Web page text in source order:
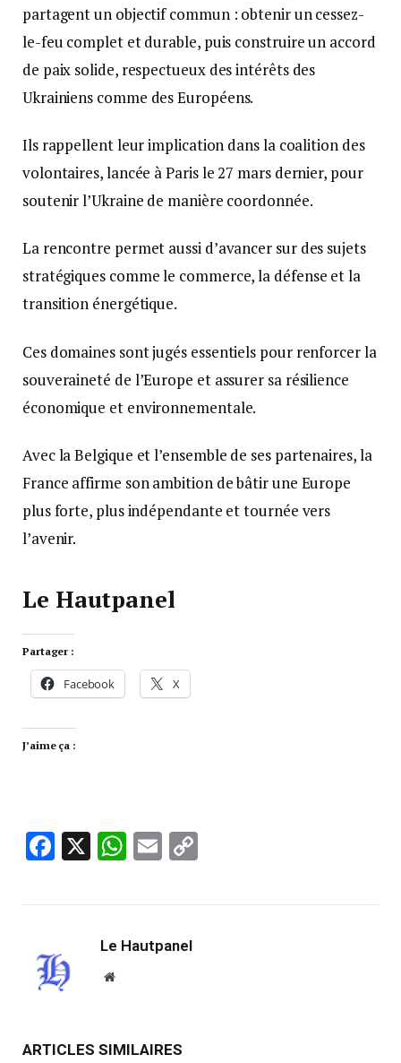
partagent un objectif commun : obtenir un cessez-
le-feu complet et durable, puis construire un accord
de paix solide, respectueux des intérêts des
Ukrainiens comme des Européens.
Ils rappellent leur implication dans la coalition des
volontaires, lancée à Paris le 27 mars dernier, pour
soutenir l’Ukraine de manière coordonnée.
La rencontre permet aussi d’avancer sur des sujets
stratégiques comme le commerce, la défense et la
transition énergétique.
Ces domaines sont jugés essentiels pour renforcer la
souveraineté de l’Europe et assurer sa résilience
économique et environnementale.
Avec la Belgique et l’ensemble de ses partenaires, la
France affirme son ambition de bâtir une Europe
plus forte, plus indépendante et tournée vers
l’avenir.
Le Hautpanel
Partager :
Facebook X
J’aime ça :
Facebook
X WhatsApp
Email
Le Hautpanel
Website
ARTICLES SIMILAIRES